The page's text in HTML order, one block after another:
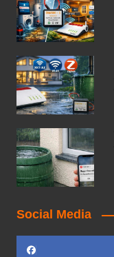
Social Media